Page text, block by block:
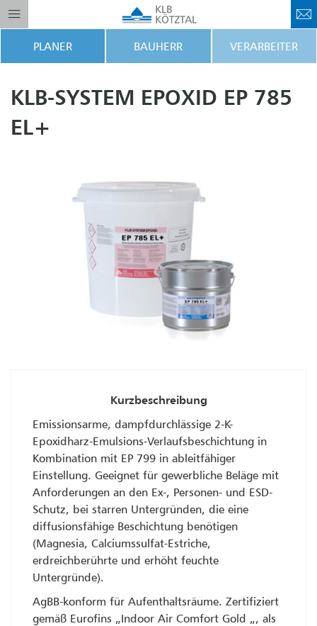
PLANER BAUHERR VERARBEITER
KLB-SYSTEM EPOXID EP 785
EL+
Kurzbeschreibung
Emissionsarme, dampfdurchlässige 2-K-
Epoxidharz-Emulsions-Verlaufsbeschichtung in
Kombination mit EP 799 in ableitfähiger
Einstellung. Geeignet für gewerbliche Beläge mit
Anforderungen an den Ex-, Personen- und ESD-
Schutz, bei starren Untergründen, die eine
diffusionsfähige Beschichtung benötigen
(Magnesia, Calciumssulfat-Estriche,
erdreichberührte und erhöht feuchte
Untergründe).
AgBB-konform für Aufenthaltsräume. Zertifiziert
gemäß Eurofins „Indoor Air Comfort Gold „, als